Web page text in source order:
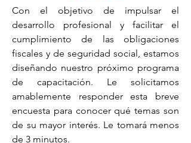
Con el objetivo de impulsar el
desarrollo profesional y facilitar el
cumplimiento de las obligaciones
fiscales y de seguridad social, estamos
diseñando nuestro próximo programa
de capacitación. Le solicitamos
amablemente responder esta breve
encuesta para conocer qué temas son
de su mayor interés. Le tomará menos
de 3 minutos.